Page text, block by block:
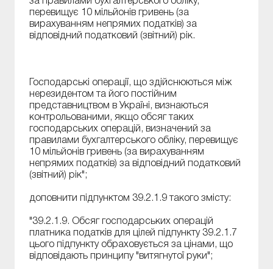
перевищує 10 мільйонів гривень (за
вирахуванням непрямих податків) за
відповідний податковий (звітний) рік.
Господарські операції, що здійснюються між
нерезидентом та його постійним
представництвом в Україні, визнаються
контрольованими, якщо обсяг таких
господарських операцій, визначений за
правилами бухгалтерського обліку, перевищує
10 мільйонів гривень (за вирахуванням
непрямих податків) за відповідний податковий
(звітний) рік";
доповнити підпунктом 39.2.1.9 такого змісту:
"39.2.1.9. Обсяг господарських операцій
платника податків для цілей підпункту 39.2.1.7
цього підпункту обраховується за цінами, що
відповідають принципу "витягнутої руки";